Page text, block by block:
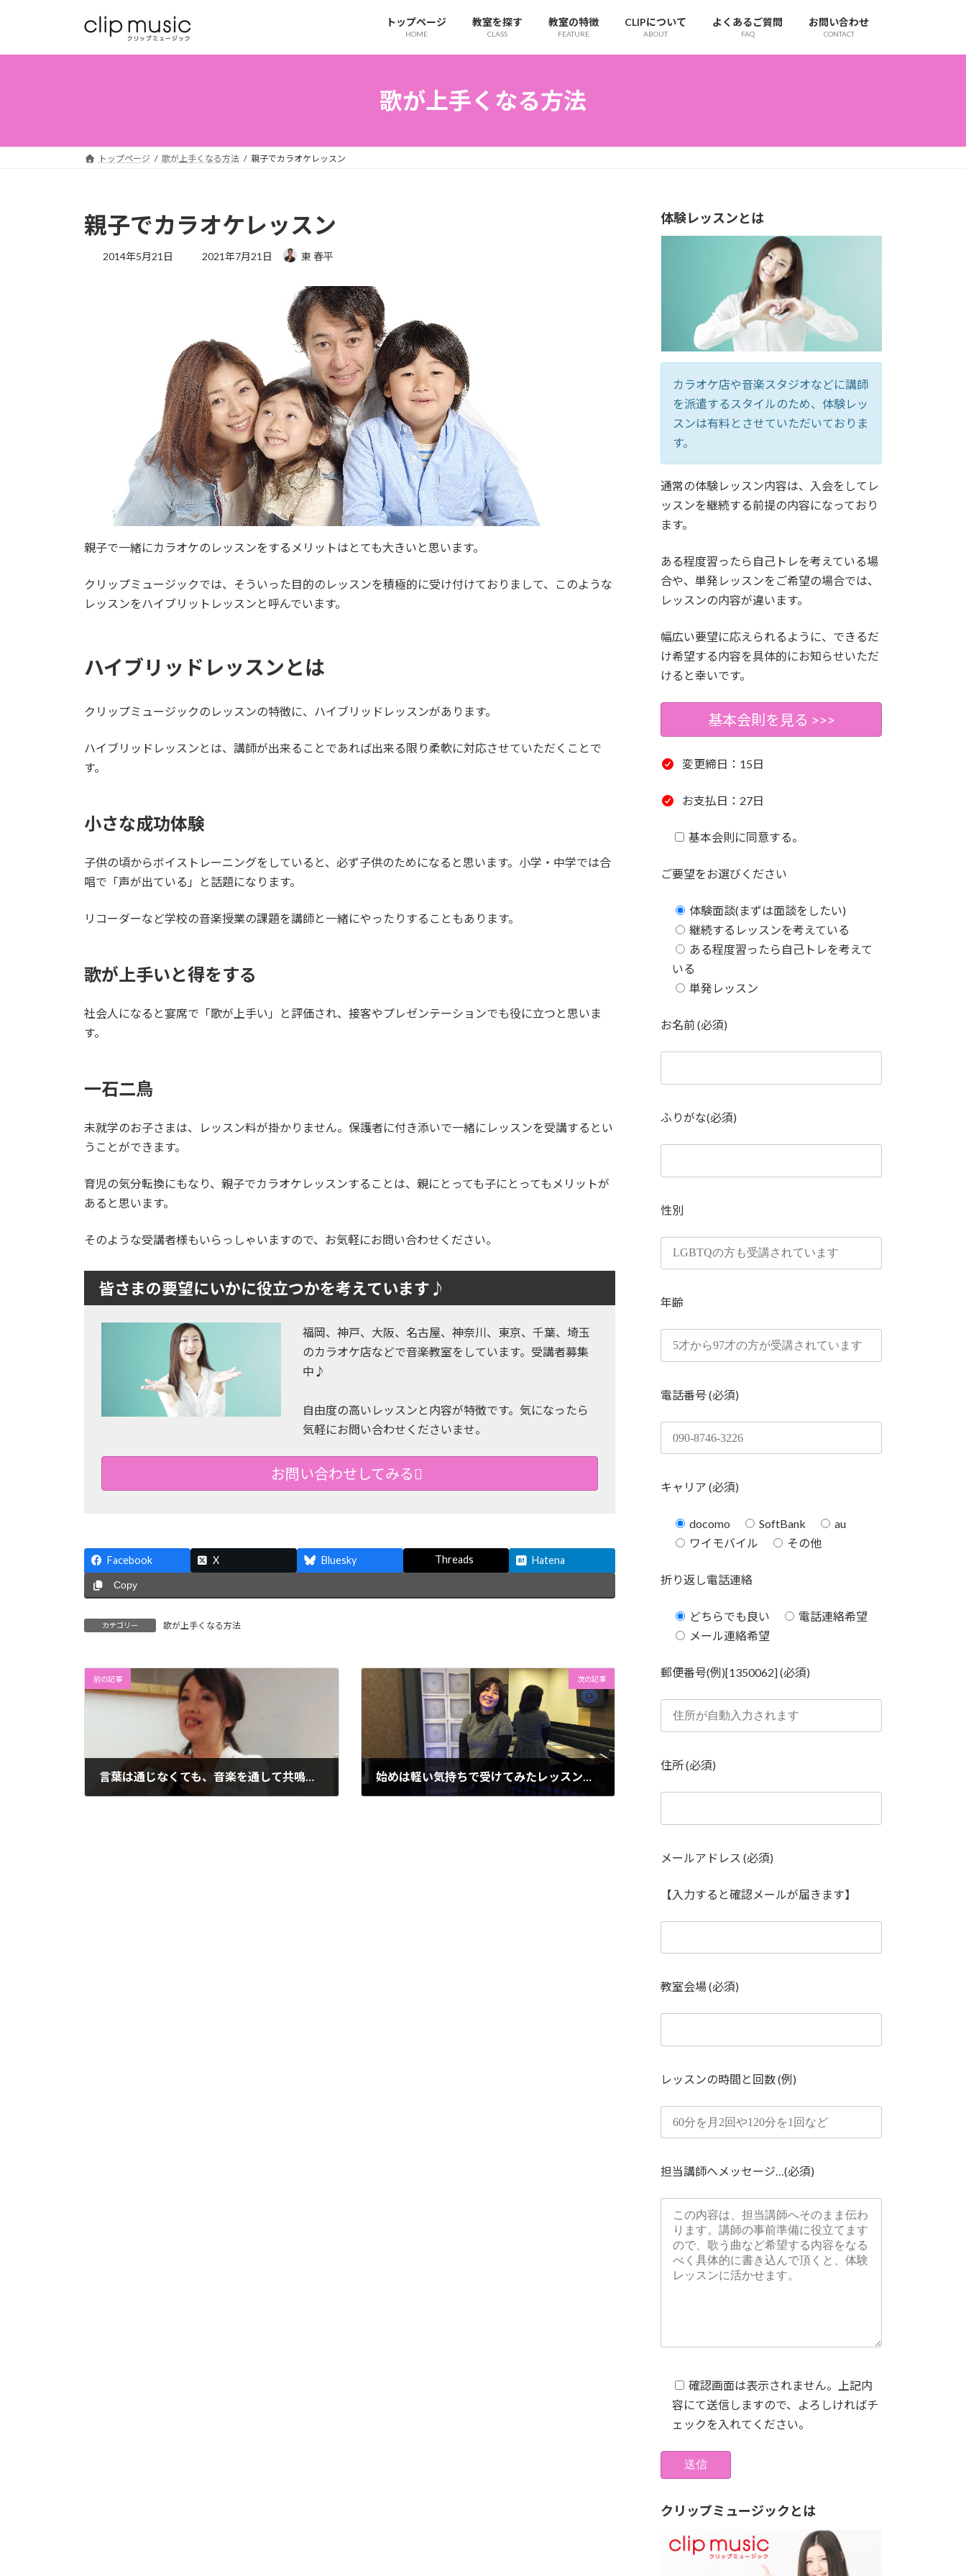
ッ
移
トップページ
HOME
教室を探す
CLASS
教室の特徴
FEATURE
CLIPについて
ABOUT
よくあるご質問
FAQ
お問い合わせ
CONTACT
歌が上手くなる方法
トップページ 歌が上手くなる方法 親子でカラオケレッスン
親子でカラオケレッスン
2014年5月21日
最
:
2021年7月21日 東 春平
親子で一緒にカラオケのレッスンをするメリットはとても大きいと思います。
クリップミュージックでは、そういった目的のレッスンを積極的に受け付けておりまして、このような
レッスンをハイブリットレッスンと呼んでいます。
ハイブリッドレッスンとは
クリップミュージックのレッスンの特徴に、ハイブリッドレッスンがあります。
ハイブリッドレッスンとは、講師が出来ることであれば出来る限り柔軟に対応させていただくことで
す。
小さな成功体験
子供の頃からボイストレーニングをしていると、必ず子供のためになると思います。小学・中学では合
唱で「声が出ている」と話題になります。
リコーダーなど学校の音楽授業の課題を講師と一緒にやったりすることもあります。
歌が上手いと得をする
社会人になると宴席で「歌が上手い」と評価され、接客やプレゼンテーションでも役に立つと思いま
す。
一石二鳥
未就学のお子さまは、レッスン料が掛かりません。保護者に付き添いで一緒にレッスンを受講するとい
うことができます。
育児の気分転換にもなり、親子でカラオケレッスンすることは、親にとっても子にとってもメリットが
あると思います。
そのような受講者様もいらっしゃいますので、お気軽にお問い合わせください。
皆さまの要望にいかに役立つかを考えています♪
福岡、神戸、大阪、名古屋、神奈川、東京、千葉、埼玉
のカラオケ店などで音楽教室をしています。受講者募集
中♪
自由度の高いレッスンと内容が特徴です。気になったら
気軽にお問い合わせくださいませ。
お問い合わせしてみる
Facebook X Bluesky Threads Hatena
Copy
カテゴリー 歌が上手くなる方法
前の記事
言葉は通じなくても、音楽を通して共鳴しあうことはできます
次の記事
始めは軽い気持ちで受けてみたレッスンですが…
体験レッスンとは
カラオケ店や音楽スタジオなどに講師
を派遣するスタイルのため、体験レッ
スンは有料とさせていただいておりま
す。
通常の体験レッスン内容は、入会をしてレ
ッスンを継続する前提の内容になっており
ます。
ある程度習ったら自己トレを考えている場
合や、単発レッスンをご希望の場合では、
レッスンの内容が違います。
幅広い要望に応えられるように、できるだ
け希望する内容を具体的にお知らせいただ
けると幸いです。
基本会則を見る >>>
変更締日：15日
お支払日：27日
基本会則に同意する。
ご要望をお選びください
体験面談(まずは面談をしたい)
継続するレッスンを考えている
ある程度習ったら自己トレを考えて
いる
単発レッスン
お名前 (必須)
ふりがな(必須)
性別
年齢
電話番号 (必須)
キャリア (必須)
docomo SoftBank
au
ワイモバイル
その他
折り返し電話連絡
どちらでも良い
電話連絡希望
メール連絡希望
郵便番号(例)[1350062] (必須)
住所 (必須)
メールアドレス (必須)
【入力すると確認メールが届きます】
教室会場 (必須)
レッスンの時間と回数 (例)
担当講師へメッセージ…(必須)
確認画面は表示されません。上記内
容にて送信しますので、よろしければチ
ェックを入れてください。
クリップミュージックとは